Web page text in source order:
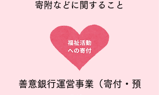
福祉教育の推進
詳しく見る
寄附などに関すること
善意銀行運営事業（寄付・預